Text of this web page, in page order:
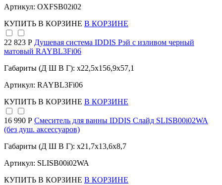
Артикул: OXFSB02i02
КУПИТЬ В КОРЗИНЕ В КОРЗИНЕ
22 823 Р Душевая система IDDIS Рэй с изливом черный
матовый RAYBL3Fi06
Габариты (Д Ш В Г): x22,5x156,9x57,1
Артикул: RAYBL3Fi06
КУПИТЬ В КОРЗИНЕ В КОРЗИНЕ
16 990 Р Смеситель для ванны IDDIS Слайд SLISB00i02WA
(без душ. аксессуаров)
Габариты (Д Ш В Г): x21,7x13,6x8,7
Артикул: SLISB00i02WA
КУПИТЬ В КОРЗИНЕ В КОРЗИНЕ